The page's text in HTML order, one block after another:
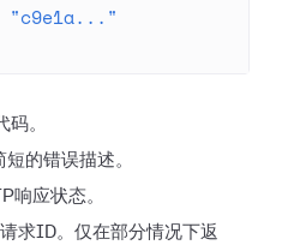
"c9e1a..."
码。
的错误描述。
响应状态。
求ID。仅在部分情况下返